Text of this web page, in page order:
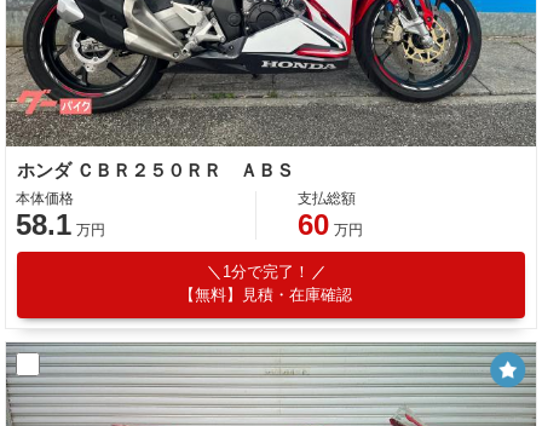
ホンダ ＣＢＲ２５０ＲＲ ＡＢＳ
本体価格
58.1 万円
支払総額
60 万円
1分で完了！
【無料】見積・在庫確認